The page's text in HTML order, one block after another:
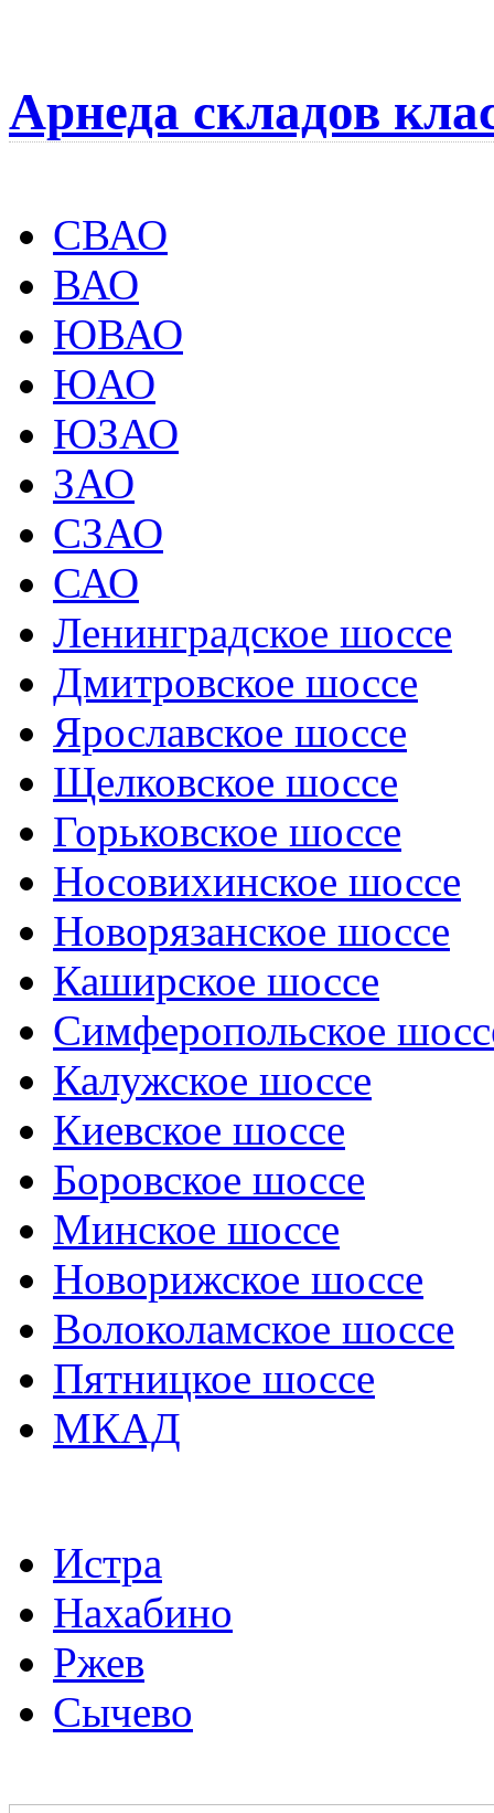
Арнеда складов
СВАО
ВАО
ЮВАО
ЮАО
ЮЗАО
ЗАО
СЗАО
САО
Ленинградское шоссе
Дмитровское шоссе
Ярославское шоссе
Щелковское шоссе
Горьковское шоссе
Носовихинское шоссе
Новорязанское шоссе
Каширское шоссе
Симферопольское
Калужское шоссе
Киевское шоссе
Боровское шоссе
Минское шоссе
Новорижское шоссе
Волоколамское шоссе
Пятницкое шоссе
МКАД
Истра
Нахабино
Ржев
Сычево